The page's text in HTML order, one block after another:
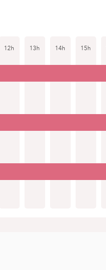
12h 13h 14h 15h